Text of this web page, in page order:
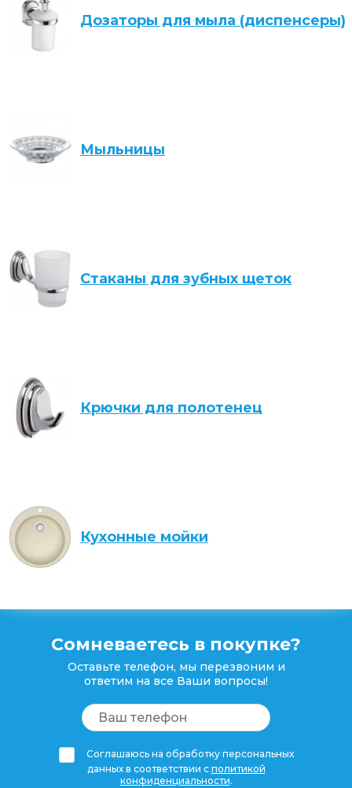
Дозаторы для мыла (диспенсеры)
Мыльницы
Стаканы для зубных щеток
Крючки для полотенец
Кухонные мойки
Сомневаетесь в покупке?
Оставьте телефон, мы перезвоним и
ответим на все Ваши вопросы!
Соглашаюсь на обработку персональных
данных в соответствии с политикой
конфиденциальности.